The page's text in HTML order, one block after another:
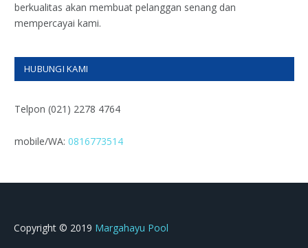
berkualitas akan membuat pelanggan senang dan
mempercayai kami.
HUBUNGI KAMI
Telpon (021) 2278 4764
mobile/WA: 0816773514
Copyright © 2019 Margahayu Pool